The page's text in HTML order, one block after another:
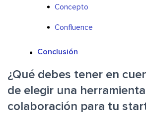
Concepto
Confluence
Conclusión
¿Qué debes tener en
de elegir una
colaboración para tu